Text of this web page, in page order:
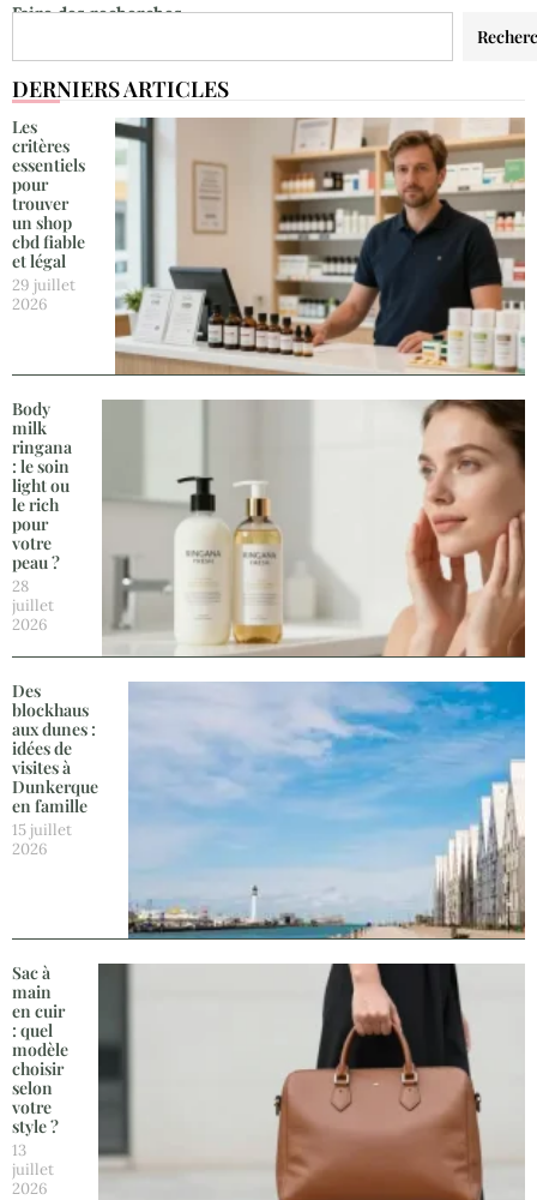
Faire des recherches
DERNIERS ARTICLES
Les
critères
essentiels
pour
trouver
un shop
cbd fiable
et légal
29 juillet
2026
Body
milk
ringana
: le soin
light ou
le rich
pour
votre
peau ?
28
juillet
2026
Des
blockhaus
aux dunes :
idées de
visites à
Dunkerque
en famille
15 juillet
2026
Sac à
main
en cuir
: quel
modèle
choisir
selon
votre
style ?
13
juillet
2026